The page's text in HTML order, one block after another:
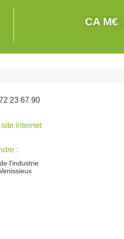
CA M€
23 67 90
internet
:
l'industrie